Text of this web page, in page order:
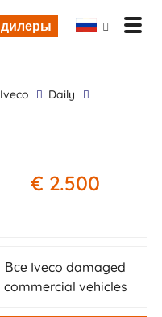
дилеры
Iveco
Daily
€ 2.500
Все Iveco damaged
commercial vehicles